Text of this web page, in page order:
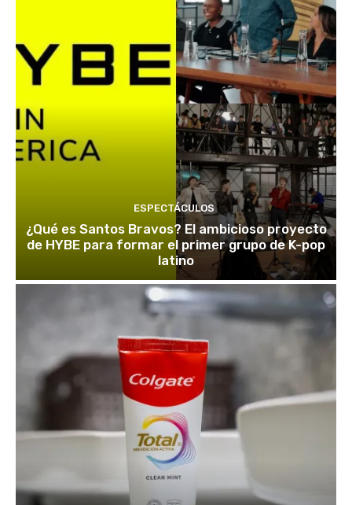
ESPECTÁCULOS
¿Qué es Santos Bravos? El ambicioso proyecto
de HYBE para formar el primer grupo de K-pop
latino